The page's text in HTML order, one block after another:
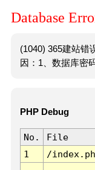
Database
(1040) 365建站错
因：1、数据库密
PHP Debug
No. File
1
/